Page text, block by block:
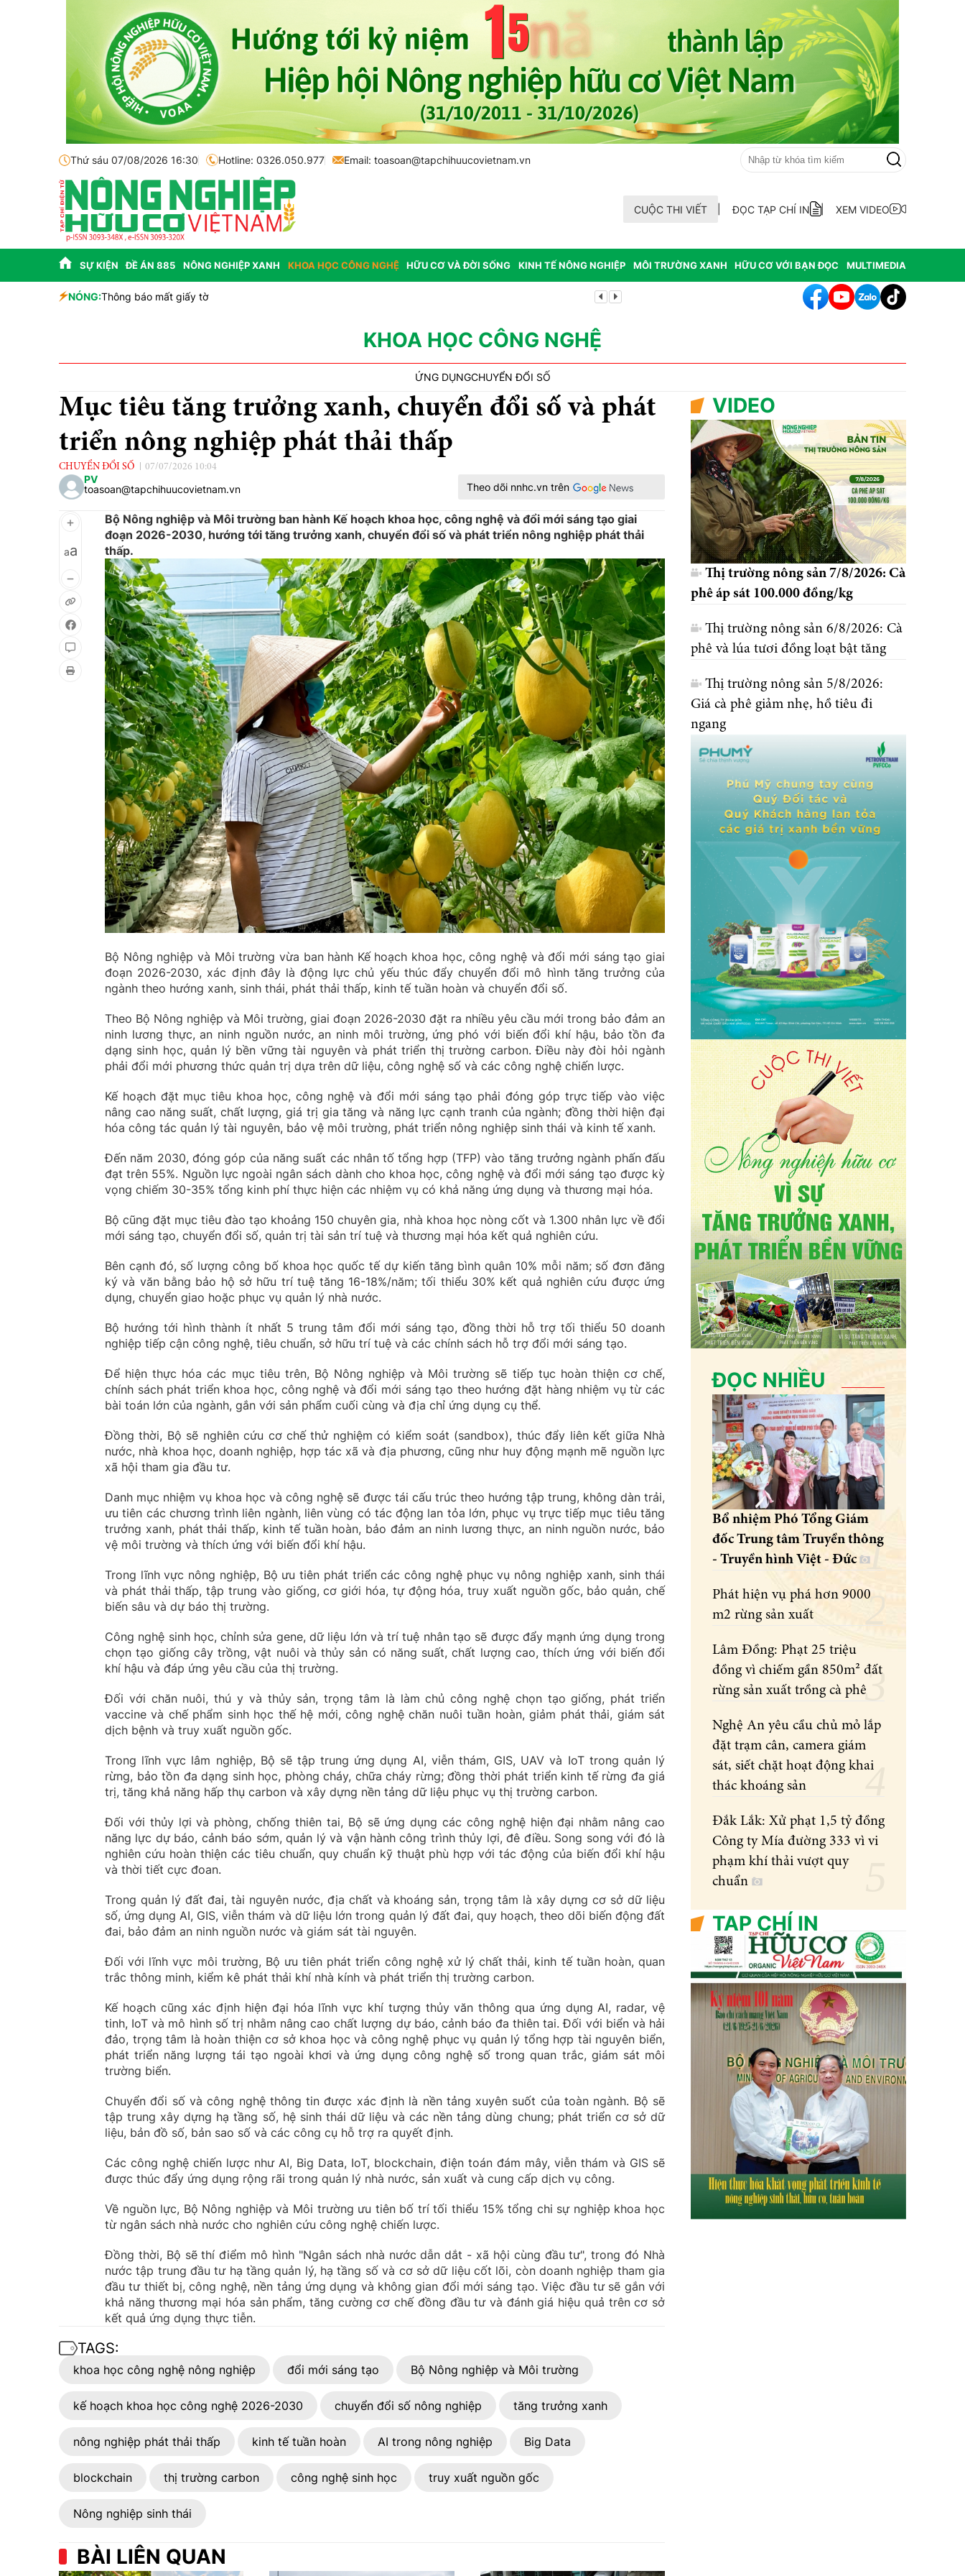
Thứ sáu 07/08/2026 16:30 Hotline: 0326.050.977 Email: toasoan@tapchihuucovietnam.vn
CUỘC THI VIẾT ĐỌC TẠP CHÍ IN XEM VIDEO
SỰ KIỆN ĐỀ ÁN 885 NÔNG NGHIỆP XANH KHOA HỌC CÔNG NGHỆ HỮU CƠ VÀ ĐỜI SỐNG KINH TẾ NÔNG NGHIỆP MÔI TRƯỜNG XANH HỮU CƠ VỚI BẠN ĐỌC MULTIMEDIA
NÓNG:Thông báo mất giấy tờ Lâm Đồng: Không hợp thức hóa diện tích đất vi phạm có nguồn gốc từ phá rừng
KHOA HỌC CÔNG NGHỆ
ỨNG DỤNGCHUYỂN ĐỔI SỐ
Mục tiêu tăng trưởng xanh, chuyển đổi số và phát
triển nông nghiệp phát thải thấp
CHUYỂN ĐỔI SỐ 07/07/2026 10:04
PV
toasoan@tapchihuucovietnam.vn
Theo dõi nnhc.vn trên
aa
Bộ Nông nghiệp và Môi trường ban hành Kế hoạch khoa học, công nghệ và đổi mới sáng tạo giai
đoạn 2026-2030, hướng tới tăng trưởng xanh, chuyển đổi số và phát triển nông nghiệp phát thải
thấp.
Bộ Nông nghiệp và Môi trường vừa ban hành Kế hoạch khoa học, công nghệ và đổi mới sáng tạo giai
đoạn 2026-2030, xác định đây là động lực chủ yếu thúc đẩy chuyển đổi mô hình tăng trưởng của
ngành theo hướng xanh, sinh thái, phát thải thấp, kinh tế tuần hoàn và chuyển đổi số.
Theo Bộ Nông nghiệp và Môi trường, giai đoạn 2026-2030 đặt ra nhiều yêu cầu mới trong bảo đảm an
ninh lương thực, an ninh nguồn nước, an ninh môi trường, ứng phó với biến đổi khí hậu, bảo tồn đa
dạng sinh học, quản lý bền vững tài nguyên và phát triển thị trường carbon. Điều này đòi hỏi ngành
phải đổi mới phương thức quản trị dựa trên dữ liệu, công nghệ số và các công nghệ chiến lược.
Kế hoạch đặt mục tiêu khoa học, công nghệ và đổi mới sáng tạo phải đóng góp trực tiếp vào việc
nâng cao năng suất, chất lượng, giá trị gia tăng và năng lực cạnh tranh của ngành; đồng thời hiện đại
hóa công tác quản lý tài nguyên, bảo vệ môi trường, phát triển nông nghiệp sinh thái và kinh tế xanh.
Đến năm 2030, đóng góp của năng suất các nhân tố tổng hợp (TFP) vào tăng trưởng ngành phấn đấu
đạt trên 55%. Nguồn lực ngoài ngân sách dành cho khoa học, công nghệ và đổi mới sáng tạo được kỳ
vọng chiếm 30-35% tổng kinh phí thực hiện các nhiệm vụ có khả năng ứng dụng và thương mại hóa.
Bộ cũng đặt mục tiêu đào tạo khoảng 150 chuyên gia, nhà khoa học nòng cốt và 1.300 nhân lực về đổi
mới sáng tạo, chuyển đổi số, quản trị tài sản trí tuệ và thương mại hóa kết quả nghiên cứu.
Bên cạnh đó, số lượng công bố khoa học quốc tế dự kiến tăng bình quân 10% mỗi năm; số đơn đăng
ký và văn bằng bảo hộ sở hữu trí tuệ tăng 16-18%/năm; tối thiểu 30% kết quả nghiên cứu được ứng
dụng, chuyển giao hoặc phục vụ quản lý nhà nước.
Bộ hướng tới hình thành ít nhất 5 trung tâm đổi mới sáng tạo, đồng thời hỗ trợ tối thiểu 50 doanh
nghiệp tiếp cận công nghệ, tiêu chuẩn, sở hữu trí tuệ và các chính sách hỗ trợ đổi mới sáng tạo.
Để hiện thực hóa các mục tiêu trên, Bộ Nông nghiệp và Môi trường sẽ tiếp tục hoàn thiện cơ chế,
chính sách phát triển khoa học, công nghệ và đổi mới sáng tạo theo hướng đặt hàng nhiệm vụ từ các
bài toán lớn của ngành, gắn với sản phẩm cuối cùng và địa chỉ ứng dụng cụ thể.
Đồng thời, Bộ sẽ nghiên cứu cơ chế thử nghiệm có kiểm soát (sandbox), thúc đẩy liên kết giữa Nhà
nước, nhà khoa học, doanh nghiệp, hợp tác xã và địa phương, cũng như huy động mạnh mẽ nguồn lực
xã hội tham gia đầu tư.
Danh mục nhiệm vụ khoa học và công nghệ sẽ được tái cấu trúc theo hướng tập trung, không dàn trải,
ưu tiên các chương trình liên ngành, liên vùng có tác động lan tỏa lớn, phục vụ trực tiếp mục tiêu tăng
trưởng xanh, phát thải thấp, kinh tế tuần hoàn, bảo đảm an ninh lương thực, an ninh nguồn nước, bảo
vệ môi trường và thích ứng với biến đổi khí hậu.
Trong lĩnh vực nông nghiệp, Bộ ưu tiên phát triển các công nghệ phục vụ nông nghiệp xanh, sinh thái
và phát thải thấp, tập trung vào giống, cơ giới hóa, tự động hóa, truy xuất nguồn gốc, bảo quản, chế
biến sâu và dự báo thị trường.
Công nghệ sinh học, chỉnh sửa gene, dữ liệu lớn và trí tuệ nhân tạo sẽ được đẩy mạnh ứng dụng trong
chọn tạo giống cây trồng, vật nuôi và thủy sản có năng suất, chất lượng cao, thích ứng với biến đổi
khí hậu và đáp ứng yêu cầu của thị trường.
Đối với chăn nuôi, thú y và thủy sản, trọng tâm là làm chủ công nghệ chọn tạo giống, phát triển
vaccine và chế phẩm sinh học thế hệ mới, công nghệ chăn nuôi tuần hoàn, giảm phát thải, giám sát
dịch bệnh và truy xuất nguồn gốc.
Trong lĩnh vực lâm nghiệp, Bộ sẽ tập trung ứng dụng AI, viễn thám, GIS, UAV và IoT trong quản lý
rừng, bảo tồn đa dạng sinh học, phòng cháy, chữa cháy rừng; đồng thời phát triển kinh tế rừng đa giá
trị, tăng khả năng hấp thụ carbon và xây dựng nền tảng dữ liệu phục vụ thị trường carbon.
Đối với thủy lợi và phòng, chống thiên tai, Bộ sẽ ứng dụng các công nghệ hiện đại nhằm nâng cao
năng lực dự báo, cảnh báo sớm, quản lý và vận hành công trình thủy lợi, đê điều. Song song với đó là
nghiên cứu hoàn thiện các tiêu chuẩn, quy chuẩn kỹ thuật phù hợp với tác động của biến đổi khí hậu
và thời tiết cực đoan.
Trong quản lý đất đai, tài nguyên nước, địa chất và khoáng sản, trọng tâm là xây dựng cơ sở dữ liệu
số, ứng dụng AI, GIS, viễn thám và dữ liệu lớn trong quản lý đất đai, quy hoạch, theo dõi biến động đất
đai, bảo đảm an ninh nguồn nước và giám sát tài nguyên.
Đối với lĩnh vực môi trường, Bộ ưu tiên phát triển công nghệ xử lý chất thải, kinh tế tuần hoàn, quan
trắc thông minh, kiểm kê phát thải khí nhà kính và phát triển thị trường carbon.
Kế hoạch cũng xác định hiện đại hóa lĩnh vực khí tượng thủy văn thông qua ứng dụng AI, radar, vệ
tinh, IoT và mô hình số trị nhằm nâng cao chất lượng dự báo, cảnh báo đa thiên tai. Đối với biển và hải
đảo, trọng tâm là hoàn thiện cơ sở khoa học và công nghệ phục vụ quản lý tổng hợp tài nguyên biển,
phát triển năng lượng tái tạo ngoài khơi và ứng dụng công nghệ số trong quan trắc, giám sát môi
trường biển.
Chuyển đổi số và công nghệ thông tin được xác định là nền tảng xuyên suốt của toàn ngành. Bộ sẽ
tập trung xây dựng hạ tầng số, hệ sinh thái dữ liệu và các nền tảng dùng chung; phát triển cơ sở dữ
liệu, bản đồ số, bản sao số và các công cụ hỗ trợ ra quyết định.
Các công nghệ chiến lược như AI, Big Data, IoT, blockchain, điện toán đám mây, viễn thám và GIS sẽ
được thúc đẩy ứng dụng rộng rãi trong quản lý nhà nước, sản xuất và cung cấp dịch vụ công.
Về nguồn lực, Bộ Nông nghiệp và Môi trường ưu tiên bố trí tối thiểu 15% tổng chi sự nghiệp khoa học
từ ngân sách nhà nước cho nghiên cứu công nghệ chiến lược.
Đồng thời, Bộ sẽ thí điểm mô hình "Ngân sách nhà nước dẫn dắt - xã hội cùng đầu tư", trong đó Nhà
nước tập trung đầu tư hạ tầng quản lý, hạ tầng số và cơ sở dữ liệu cốt lõi, còn doanh nghiệp tham gia
đầu tư thiết bị, công nghệ, nền tảng ứng dụng và không gian đổi mới sáng tạo. Việc đầu tư sẽ gắn với
khả năng thương mại hóa sản phẩm, tăng cường cơ chế đồng đầu tư và đánh giá hiệu quả trên cơ sở
kết quả ứng dụng thực tiễn.
TAGS:
khoa học công nghệ nông nghiệp đổi mới sáng tạo Bộ Nông nghiệp và Môi trường
kế hoạch khoa học công nghệ 2026-2030 chuyển đổi số nông nghiệp tăng trưởng xanh
nông nghiệp phát thải thấp kinh tế tuần hoàn AI trong nông nghiệp Big Data
blockchain thị trường carbon công nghệ sinh học truy xuất nguồn gốc
Nông nghiệp sinh thái
BÀI LIÊN QUAN
VIDEO
Thị trường nông sản 7/8/2026: Cà
phê áp sát 100.000 đồng/kg
Thị trường nông sản 6/8/2026: Cà
phê và lúa tươi đồng loạt bật tăng
Thị trường nông sản 5/8/2026:
Giá cà phê giảm nhẹ, hồ tiêu đi
ngang
ĐỌC NHIỀU
Bổ nhiệm Phó Tổng Giám
đốc Trung tâm Truyền thông
- Truyền hình Việt - Đức
Phát hiện vụ phá hơn 9000
m2 rừng sản xuất
Lâm Đồng: Phạt 25 triệu
đồng vì chiếm gần 850m² đất
rừng sản xuất trồng cà phê
Nghệ An yêu cầu chủ mỏ lắp
đặt trạm cân, camera giám
sát, siết chặt hoạt động khai
thác khoáng sản
Đắk Lắk: Xử phạt 1,5 tỷ đồng
Công ty Mía đường 333 vì vi
phạm khí thải vượt quy
chuẩn
TẠP CHÍ IN